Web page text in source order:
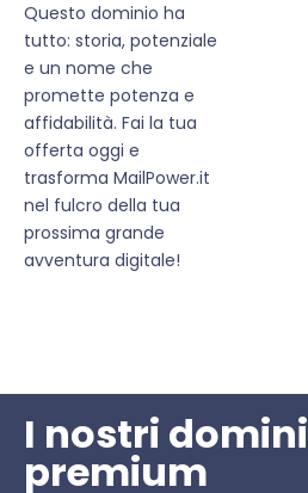
Questo dominio ha
tutto: storia, potenziale
e un nome che
promette potenza e
affidabilità. Fai la tua
offerta oggi e
trasforma MailPower.it
nel fulcro della tua
prossima grande
avventura digitale!
I nostri domini
premium